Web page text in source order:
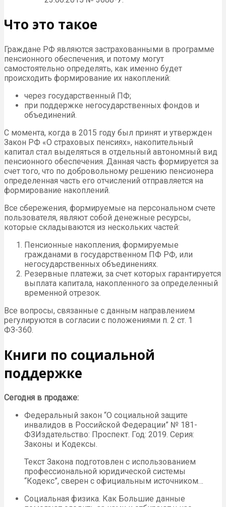
Что это такое
Граждане РФ являются застрахованными в программе
пенсионного обеспечения, и потому могут
самостоятельно определять, как именно будет
происходить формирование их накоплений:
через государственный ПФ;
при поддержке негосударственных фондов и
объединений.
С момента, когда в 2015 году был принят и утвержден
Закон РФ «О страховых пенсиях», накопительный
капитал стал выделяться в отдельный автономный вид
пенсионного обеспечения. Данная часть формируется за
счет того, что по добровольному решению пенсионера
определенная часть его отчислений отправляется на
формирование накоплений.
Все сбережения, формируемые на персональном счете
пользователя, являют собой денежные ресурсы,
которые складываются из нескольких частей:
Пенсионные накопления, формируемые
гражданами в государственном ПФ РФ, или
негосударственных объединениях.
Резервные платежи, за счет которых гарантируется
выплата капитала, накопленного за определенный
временной отрезок.
Все вопросы, связанные с данным направлением
регулируются в согласии с положениями п. 2 ст. 1
ФЗ-360.
Книги по социальной
поддержке
Сегодня в продаже:
Федеральный закон “О социальной защите
инвалидов в Российской Федерации” № 181-
ФЗИздательство: Проспект. Год: 2019. Серия:
Законы и Кодексы.
Текст Закона подготовлен с использованием
профессиональной юридической системы
“Кодекс”, сверен с официальным источником…
Социальная физика. Как Большие данные